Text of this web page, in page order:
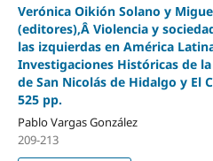
Verónica Oikión Solano y
(editores),Â Violencia y
las izquierdas en América
Investigaciones Históricas de
de San Nicolás de Hidalgo y El
525 pp.
Pablo Vargas González
209-213